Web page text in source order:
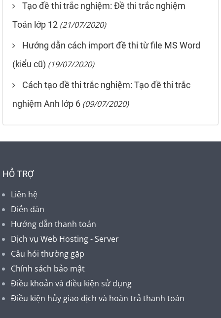
Tạo đề thi trắc nghiệm: Đề thi trắc nghiệm
Toán lớp 12 (21/07/2020)
Hướng dẫn cách import đề thi từ file MS Word
(kiểu cũ) (19/07/2020)
Cách tạo đề thi trắc nghiệm: Tạo đề thi trắc
nghiệm Anh lớp 6 (09/07/2020)
HỖ TRỢ
Liên hệ
Diễn đàn
Hướng dẫn thanh toán
Dịch vụ Web Hosting - Server
Câu hỏi thường gặp
Chính sách bảo mật
Điều khoản và điều kiện sử dụng
Điều kiện hủy giao dịch và hoàn trả thanh toán